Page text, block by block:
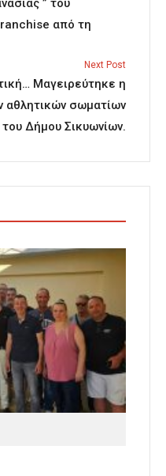
” του
από τη
Next Post
Μαγειρεύτηκε η
αθλητικών σωματίων
του Δήµου Σικυωνίων.